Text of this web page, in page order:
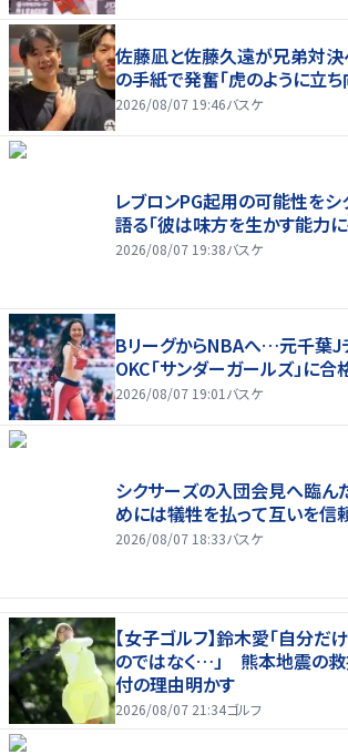
佐藤凪と佐藤久遠が兄弟対
の手紙で発奮「虎のように立ち
2026/08/07 19:46バスケ
レブロンPG起用の可能性を
語る「彼は味方を生かす能力に
2026/08/07 19:38バスケ
BリーグからNBAへ…元千葉
OKC「サンダーガールズ」に合
2026/08/07 19:01 バスケ
シクサーズの入団会見へ臨ん
めには犠牲を払って互いを信
2026/08/07 18:33バスケ
【女子ゴルフ】鈴木愛「自分だ
のではなく…」 熊本地震の救
付の理由明かす
2026/08/07 21:34ゴルフ